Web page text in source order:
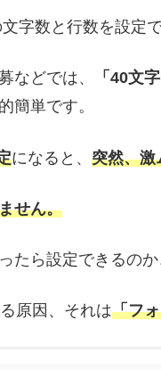
字数と行数を設定で
などでは、 「40文
簡単です。
になると、 突然、激
せん。
たら設定できるのか
原因、それは「フ